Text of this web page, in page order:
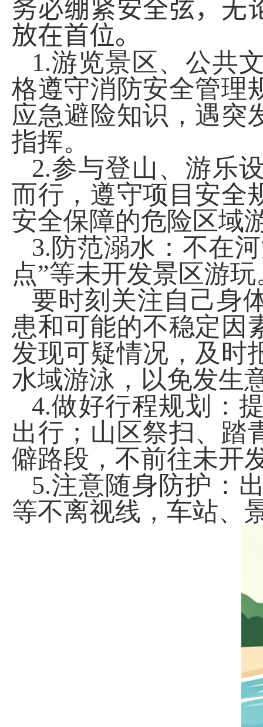
务必绷紧安全弦，无
放在首位。
1.游览景区、公共
格遵守消防安全管理
应急避险知识，遇突
指挥。
2.参与登山、游乐
而行，遵守项目安全
安全保障的危险区域
3.防范溺水：不在
点”等未开发景区游
要时刻关注自己身
患和可能的不稳定因
发现可疑情况，及时
水域游泳，以免发生
4.做好行程规划：
出行；山区祭扫、踏
僻路段，不前往未开
5.注意随身防护：
等不离视线，车站、